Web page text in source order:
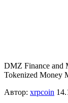
DMZ Finance and
Tokenized Money
Автор: xrpcoin